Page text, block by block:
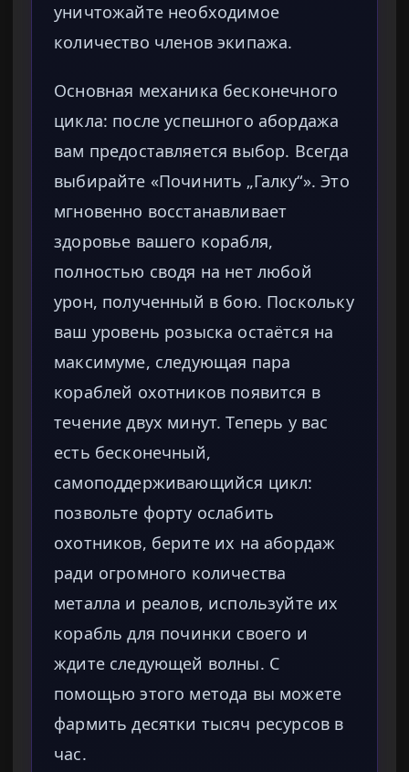
уничтожайте необходимое
количество членов экипажа.
Основная механика бесконечного
цикла: после успешного абордажа
вам предоставляется выбор. Всегда
выбирайте «Починить „Галку“». Это
мгновенно восстанавливает
здоровье вашего корабля,
полностью сводя на нет любой
урон, полученный в бою. Поскольку
ваш уровень розыска остаётся на
максимуме, следующая пара
кораблей охотников появится в
течение двух минут. Теперь у вас
есть бесконечный,
самоподдерживающийся цикл:
позвольте форту ослабить
охотников, берите их на абордаж
ради огромного количества
металла и реалов, используйте их
корабль для починки своего и
ждите следующей волны. С
помощью этого метода вы можете
фармить десятки тысяч ресурсов в
час.